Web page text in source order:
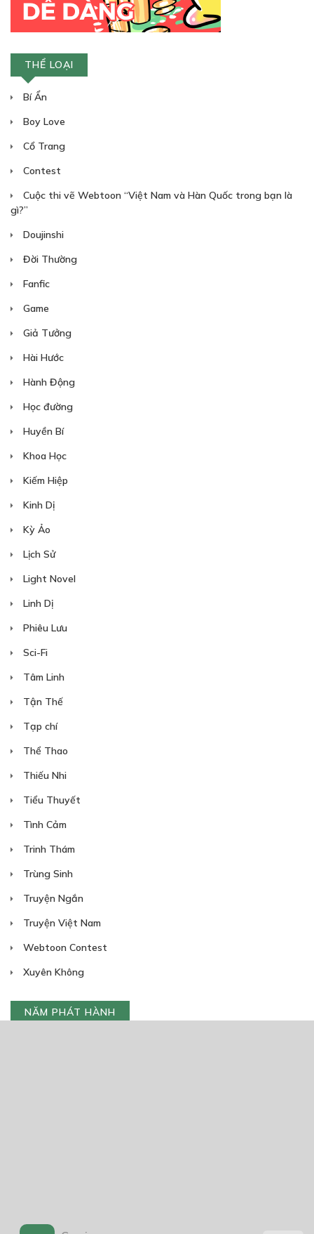
THỂ LOẠI
Bí Ẩn
Boy Love
Cổ Trang
Contest
Cuộc thi vẽ Webtoon “Việt Nam và Hàn Quốc trong bạn là
gì?”
Doujinshi
Đời Thường
Fanfic
Game
Giả Tưởng
Hài Hước
Hành Động
Học đường
Huyền Bí
Khoa Học
Kiếm Hiệp
Kinh Dị
Kỳ Ảo
Lịch Sử
Light Novel
Linh Dị
Phiêu Lưu
Sci-Fi
Tâm Linh
Tận Thế
Tạp chí
Thể Thao
Thiếu Nhi
Tiểu Thuyết
Tình Cảm
Trinh Thám
Trùng Sinh
Truyện Ngắn
Truyện Việt Nam
Webtoon Contest
Xuyên Không
NĂM PHÁT HÀNH